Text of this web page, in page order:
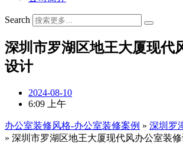
Search
深圳市罗湖区地王大厦现代
设计
2024-08-10
6:09 上午
办公室装修风格-办公室装修案例 » 深圳罗
» 深圳市罗湖区地王大厦现代风办公室装